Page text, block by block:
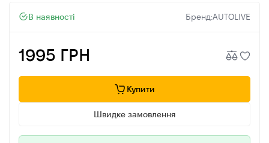
В наявності Бренд:AUTOLIVE
1995 ГРН
Купити
Швидке замовлення